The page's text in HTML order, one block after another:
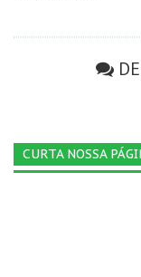
CURTA NOSSA